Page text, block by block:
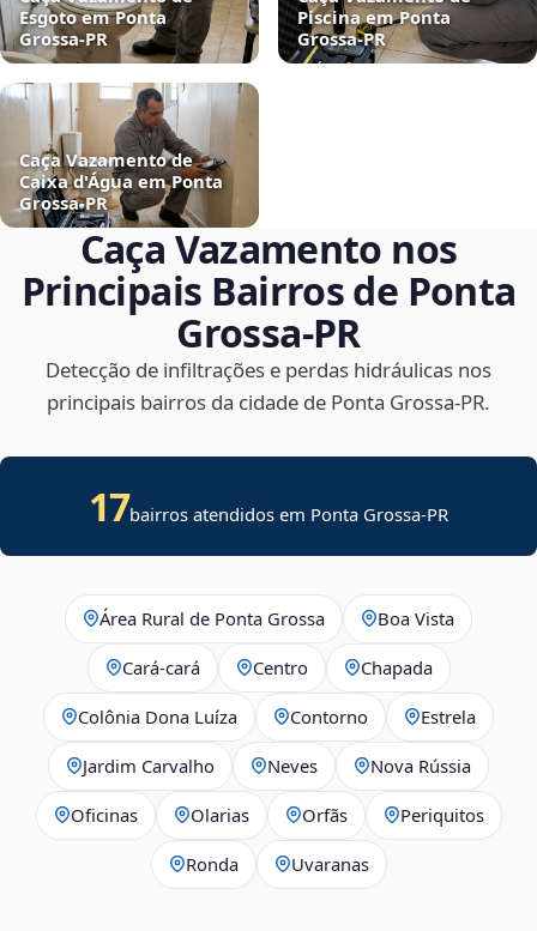
Esgoto em Ponta
Grossa‑PR
Piscina em Ponta
Grossa‑PR
Caça Vazamento de
Caixa d'Água em Ponta
Grossa‑PR
Caça Vazamento nos
Principais Bairros de Ponta
Grossa‑PR
Detecção de infiltrações e perdas hidráulicas nos
principais bairros da cidade de Ponta Grossa‑PR.
17bairros atendidos em Ponta Grossa-PR
Área Rural de Ponta Grossa Boa Vista
Cará-cará Centro Chapada
Colônia Dona Luíza Contorno Estrela
Jardim Carvalho Neves Nova Rússia
Oficinas Olarias Orfãs Periquitos
Ronda Uvaranas